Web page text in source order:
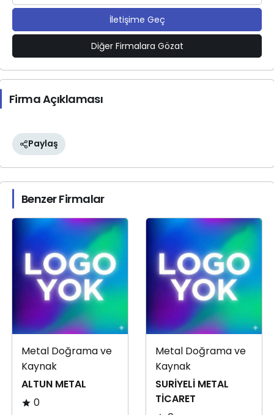
İletişime Geç
Diğer Firmalara Gözat
Firma Açıklaması
Paylaş
Benzer Firmalar
Metal Doğrama ve
Kaynak
ALTUN METAL
0
Metal Doğrama ve
Kaynak
SURİYELİ METAL
TİCARET